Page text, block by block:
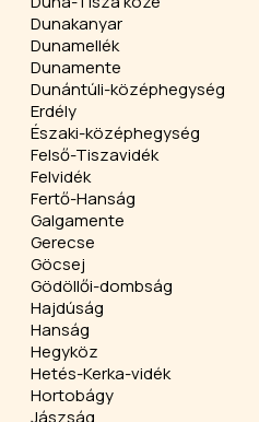
Dunakanyar
Dunamellék
Dunamente
Dunántúli-középhegység
Erdély
Északi-középhegység
Felső-Tiszavidék
Felvidék
Fertő-Hanság
Galgamente
Gerecse
Göcsej
Gödöllői-dombság
Hajdúság
Hanság
Hegyköz
Hetés-Kerka-vidék
Hortobágy
Jászság